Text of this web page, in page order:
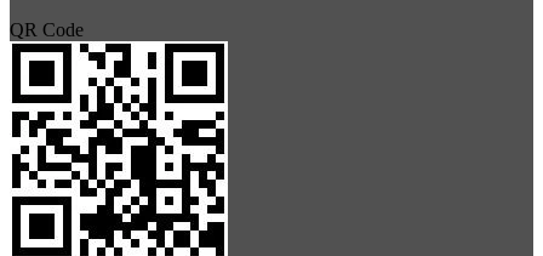
QR Code